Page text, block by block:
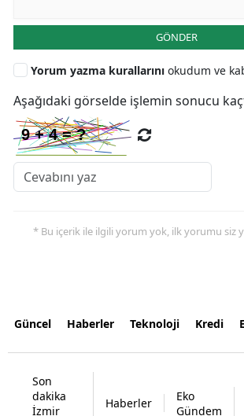
GÖNDER
Yorum yazma kurallarını okudum ve
Aşağıdaki görselde işlemin sonucu
* Bu içerik ile ilgili yorum yok, ilk yorumu siz
Güncel Haberler Teknoloji Kredi
Son
dakika
İzmir
Haberler
Eko
Gündem